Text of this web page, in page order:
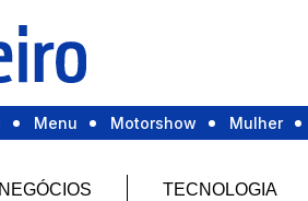
Menu Motorshow Mulher
NEGÓCIOS TECNOLOGIA